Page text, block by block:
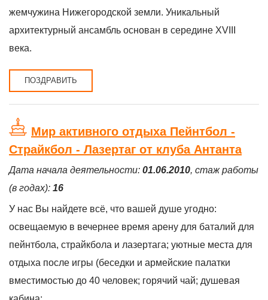
жемчужина Нижегородской земли. Уникальный
архитектурный ансамбль основан в середине XVIII
века.
ПОЗДРАВИТЬ
Мир активного отдыха Пейнтбол -
Страйкбол - Лазертаг от клуба Антанта
Дата начала деятельности: 01.06.2010, стаж работы
(в годах): 16
У нас Вы найдете всё, что вашей душе угодно:
освещаемую в вечернее время арену для баталий для
пейнтбола, страйкбола и лазертага; уютные места для
отдыха после игры (беседки и армейские палатки
вместимостью до 40 человек; горячий чай; душевая